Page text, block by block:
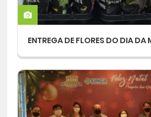
Cursos dePós e Extensão
Cursos deEAD
Central de Atendimento
ENTREGA DE FLORES DO DIA DA